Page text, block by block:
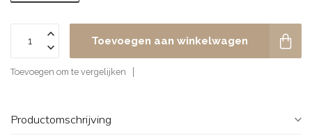
Toevoegen aan winkelwagen
Toevoegen om te vergelijken
Productomschrijving